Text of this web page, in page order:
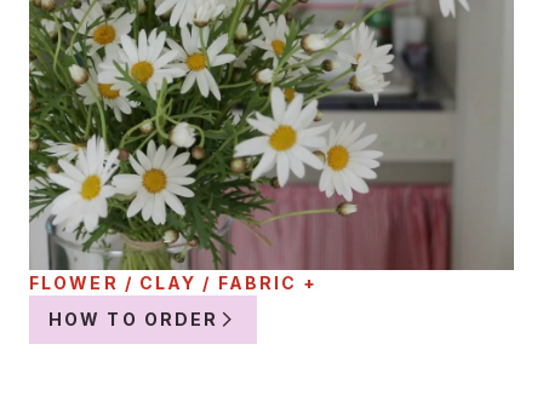
FLOWER / CLAY / FABRIC +
HOW TO ORDER